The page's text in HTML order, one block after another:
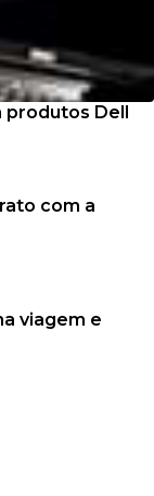
Dell
com a
viagem e